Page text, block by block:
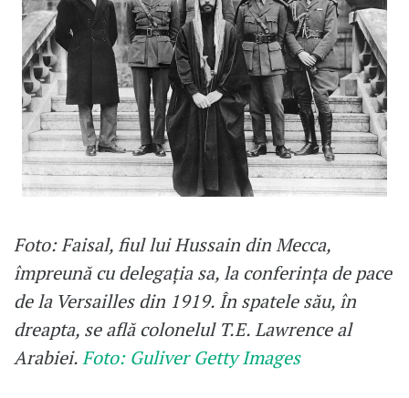
Foto: Faisal, fiul lui Hussain din Mecca,
împreună cu delegația sa, la conferința de pace
de la Versailles din 1919. În spatele său, în
dreapta, se află colonelul T.E. Lawrence al
Arabiei.Foto: Guliver Getty Images